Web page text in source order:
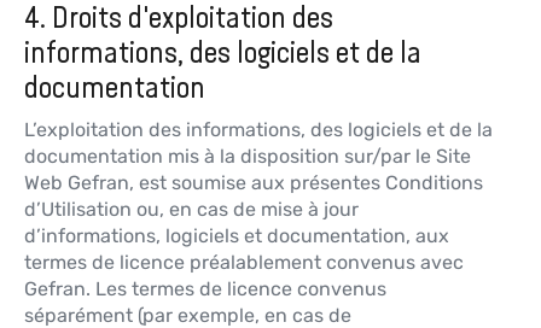
4. Droits d'exploitation des
informations, des logiciels et de la
documentation
L’exploitation des informations, des logiciels et de la
documentation mis à la disposition sur/par le Site
Web Gefran, est soumise aux présentes Conditions
d’Utilisation ou, en cas de mise à jour
d’informations, logiciels et documentation, aux
termes de licence préalablement convenus avec
Gefran. Les termes de licence convenus
séparément (par exemple, en cas de